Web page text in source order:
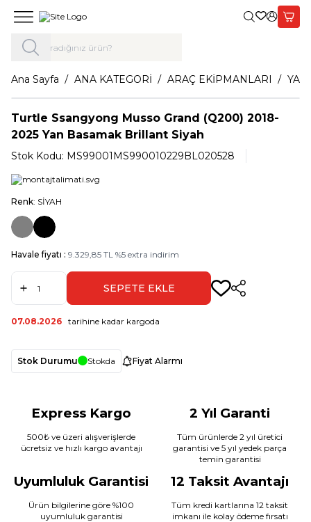
Giriş Yap,
Ana Sayfa ANA KATEGORİ ARAÇ EKİPMANLARI
Turtle Ssangyong Musso Grand (Q200) 2018-
2025 Yan Basamak Brillant Siyah
Stok Kodu: MS99001MS990010229BL020528
Renk: SİYAH
Havale fiyatı : 9.329,85 TL %5 extra indirim
SEPETE EKLE Paylaş
07.08.2026 tarihine kadar kargoda
Stok Durumu Stokda Fiyat Alarmı
Express Kargo
500₺ ve üzeri alışverişlerde
ücretsiz ve hızlı kargo avantajı
2 Yıl Garanti
Tüm ürünlerde 2 yıl üretici
garantisi ve 5 yıl yedek parça
temin garantisi
Uyumluluk Garantisi
Ürün bilgilerine göre %100
uyumluluk garantisi
12 Taksit Avantajı
Tüm kredi kartlarına 12 taksit
imkanı ile kolay ödeme fırsatı